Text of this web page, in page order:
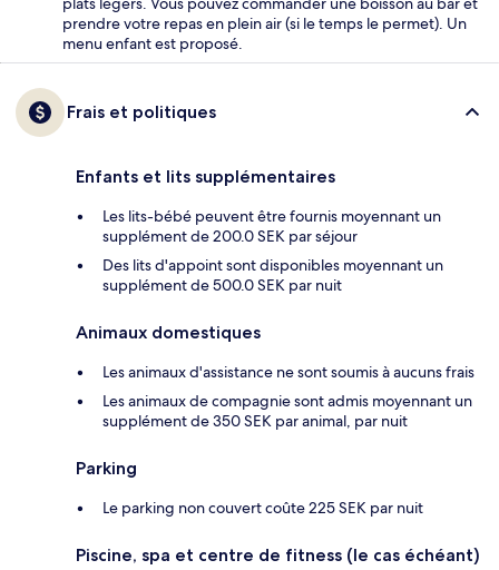
prendre votre repas en plein air (si le temps le permet). Un
menu enfant est proposé.
Frais et politiques
Enfants et lits supplémentaires
Les lits-bébé peuvent être fournis moyennant un
supplément de 200.0 SEK par séjour
Des lits d'appoint sont disponibles moyennant un
supplément de 500.0 SEK par nuit
Animaux domestiques
Les animaux d'assistance ne sont soumis à aucuns frais
Les animaux de compagnie sont admis moyennant un
supplément de 350 SEK par animal, par nuit
Parking
Le parking non couvert coûte 225 SEK par nuit
Piscine, spa et centre de fitness (le cas échéant)